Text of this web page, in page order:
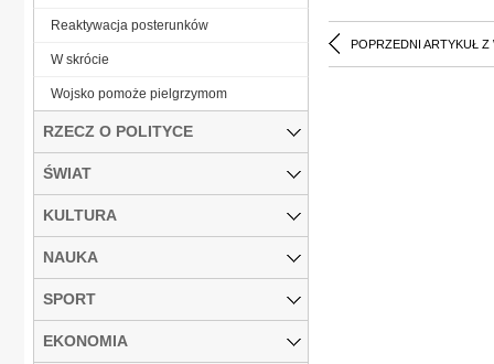
POPRZEDNI ARTYKUŁ Z
Reaktywacja posterunków
W skrócie
Wojsko pomoże pielgrzymom
RZECZ O POLITYCE
ŚWIAT
KULTURA
NAUKA
SPORT
EKONOMIA